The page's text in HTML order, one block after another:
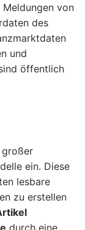
Meldungen von
des
und
öffentlich
großer
ein. Diese
lesbare
zu erstellen
durch eine